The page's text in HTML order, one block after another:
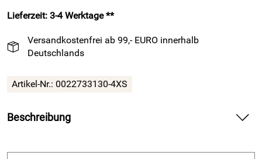
Lieferzeit: 3-4 Werktage **
Versandkostenfrei ab 99,- EURO innerhalb
Deutschlands
Artikel-Nr.: 0022733130-4XS
Beschreibung
angenehm vor Regen beim Training und auf dem Weg zum